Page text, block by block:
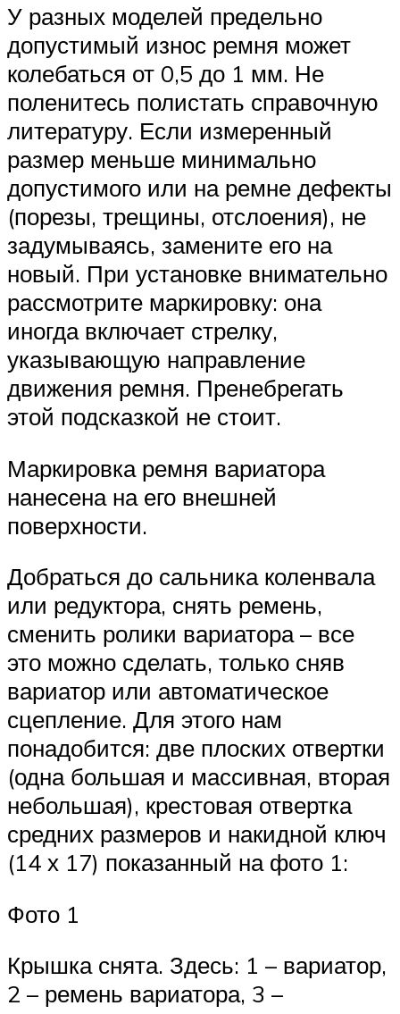
У разных моделей предельно
допустимый износ ремня может
колебаться от 0,5 до 1 мм. Не
поленитесь полистать справочную
литературу. Если измеренный
размер меньше минимально
допустимого или на ремне дефекты
(порезы, трещины, отслоения), не
задумываясь, замените его на
новый. При установке внимательно
рассмотрите маркировку: она
иногда включает стрелку,
указывающую направление
движения ремня. Пренебрегать
этой подсказкой не стоит.
Маркировка ремня вариатора
нанесена на его внешней
поверхности.
Добраться до сальника коленвала
или редуктора, снять ремень,
сменить ролики вариатора – все
это можно сделать, только сняв
вариатор или автоматическое
сцепление. Для этого нам
понадобится: две плоских отвертки
(одна большая и массивная, вторая
небольшая), крестовая отвертка
средних размеров и накидной ключ
(14 х 17) показанный на фото 1:
Фото 1
Крышка снята. Здесь: 1 – вариатор,
2 – ремень вариатора, 3 –